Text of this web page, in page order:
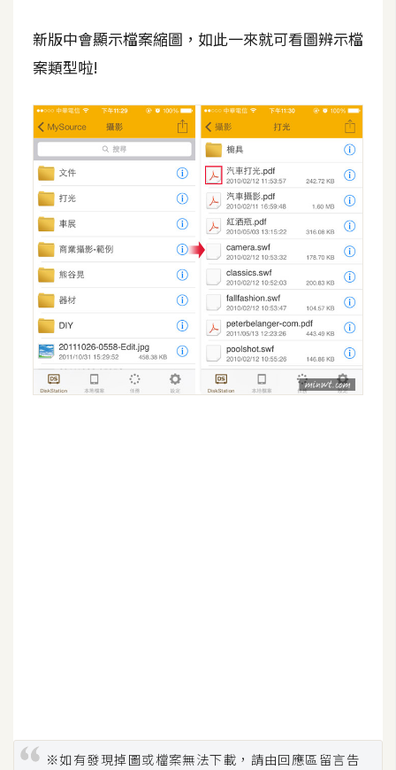
新版中會顯示檔案縮圖，如此一來就可看圖辨示檔
案類型啦!
※如有發現掉圖或檔案無法下載，請由回應區留言告